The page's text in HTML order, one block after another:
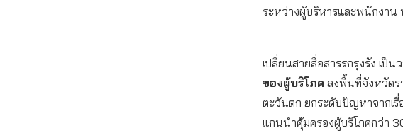
ระหว่างผู้บริหารและพนักงาน
เปลี่ยนสายสื่อสารรกรุงรัง เป็
ของผู้บริโภค ลงพื้นที่จังหวัดร
ตะวันตก ยกระดับปัญหาจากเ
แกนนำคุ้มครองผู้บริโภคกว่า